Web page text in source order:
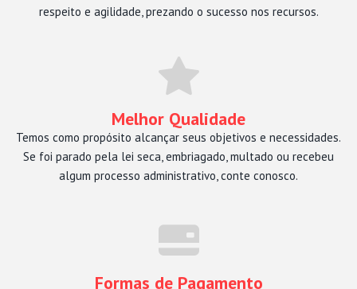
respeito e agilidade, prezando o sucesso nos recursos.
Melhor Qualidade
Temos como propósito alcançar seus objetivos e necessidades.
Se foi parado pela lei seca, embriagado, multado ou recebeu
algum processo administrativo, conte conosco.
Formas de Pagamento